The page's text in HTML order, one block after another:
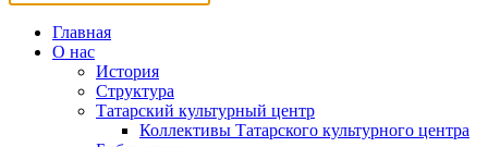
Главная
О нас
История
Структура
Татарский культурный центр
Коллективы Татарского культурного центра